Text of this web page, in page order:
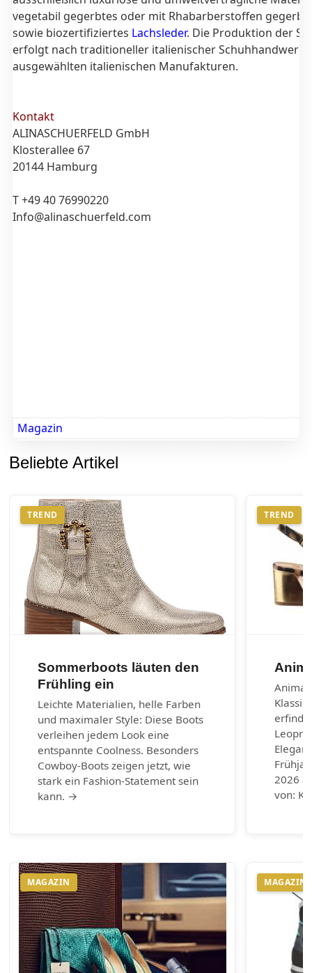
vegetabil gegerbtes oder mit Rhabarberstoffen
sowie biozertifiziertes Lachsleder. Die Produktion der
erfolgt nach traditioneller italienischer
ausgewählten italienischen Manufakturen.
Kontakt
ALINASCHUERFELD GmbH
Klosterallee 67
20144 Hamburg
T +49 40 76990220
Info@alinaschuerfeld.com
Magazin
Beliebte Artikel
TREND
Sommerboots läuten den
Frühling ein
Leichte Materialien, helle Farben
und maximaler Style: Diese Boots
verleihen jedem Look eine
entspannte Coolness. Besonders
Cowboy-Boots zeigen jetzt, wie
stark ein Fashion-Statement sein
kann. →
TREND
2026
von:
MAGAZIN MAGAZIN